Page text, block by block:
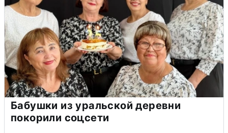
Бабушки из уральской деревни
покорили соцсети